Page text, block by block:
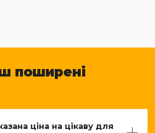
поширені
ціна на цікаву для